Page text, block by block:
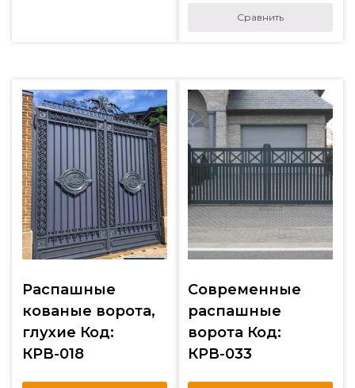
Сравнить
Распашные
кованые ворота,
глухие Код:
КРВ-018
Современные
распашные
ворота Код:
КРВ-033